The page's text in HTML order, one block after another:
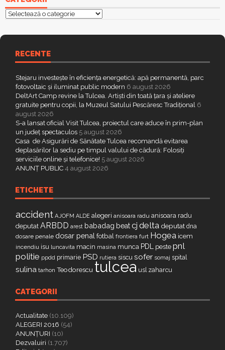
Categorii
RECENTE
Stejaru investește în eficiența energetică: apă permanentă, parc
fotovoltaic și iluminat public modern 6 august 2026
DeltArt Camp revine la Tulcea. Artiști din toată țara și ateliere
gratuite pentru copii, la Muzeul Satului Pescăresc Tradițional 6
august 2026
S-a lansat oficial Visit Tulcea, proiectul care aduce în prim-plan
un județ spectaculos 5 august 2026
Casa de Asigurări de Sănătate Tulcea recomandă evitarea
deplasărilor la sediu pe timpul valului de cădură: Folosiți
serviciile online și telefonice! 5 august 2026
ANUNȚ PUBLIC 4 august 2026
ETICHETE
accident AJOFM ALDE alegeri anisoara radu anisoara radu
deputat ARBDD arest babadag beatcj delta deputat dna
dosare penale dosar penal fotbal frontiera furt Hogea icem
incendiu isu luncavita macin masina munca PDL peste pnl
politie ppdd primarie PSD rutiera siscu sofer somaj spital
sulina tarhon Teodorescu tulcea usl zaharcu
CATEGORII
Actualitate (10.109)
ALEGERI 2016 (54)
ANUNȚURI (10)
Dezvaluiri (1.707)